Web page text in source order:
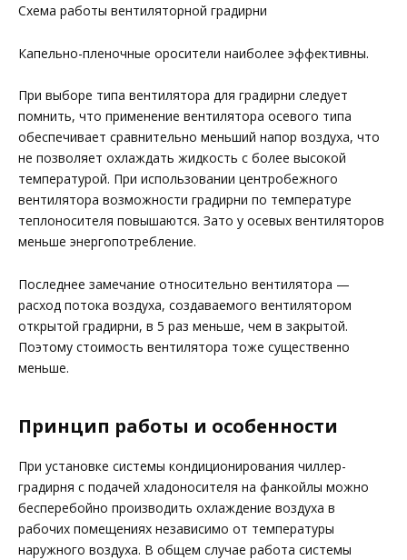
Схема работы вентиляторной градирни
Капельно-пленочные оросители наиболее эффективны.
При выборе типа вентилятора для градирни следует
помнить, что применение вентилятора осевого типа
обеспечивает сравнительно меньший напор воздуха, что
не позволяет охлаждать жидкость с более высокой
температурой. При использовании центробежного
вентилятора возможности градирни по температуре
теплоносителя повышаются. Зато у осевых вентиляторов
меньше энергопотребление.
Последнее замечание относительно вентилятора —
расход потока воздуха, создаваемого вентилятором
открытой градирни, в 5 раз меньше, чем в закрытой.
Поэтому стоимость вентилятора тоже существенно
меньше.
Принцип работы и особенности
При установке системы кондиционирования чиллер-
градирня с подачей хладоносителя на фанкойлы можно
бесперебойно производить охлаждение воздуха в
рабочих помещениях независимо от температуры
наружного воздуха. В общем случае работа системы